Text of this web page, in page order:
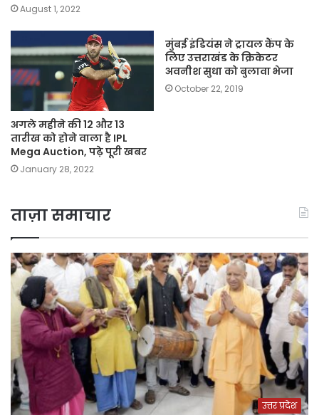
August 1, 2022
अगले महीने की 12 और 13
तारीख को होने वाला है IPL
Mega Auction, पढ़े पूरी खबर
January 28, 2022
मुंबई इंडियंस ने ट्रायल कैंप के
लिए उत्तराखंड के क्रिकेटर
अवनीश सुधा को बुलावा भेजा
October 22, 2019
ताज़ा समाचार
उत्तर प्रदेश